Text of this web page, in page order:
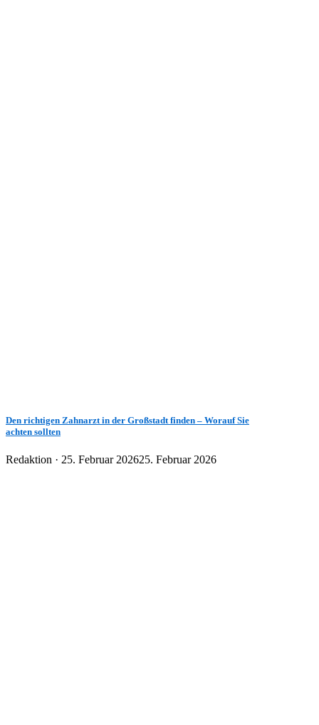
Den richtigen Zahnarzt in der Großstadt finden – Worauf Sie
achten sollten
Redaktion · Veröffentlicht
25. Februar 202625. Februar 2026